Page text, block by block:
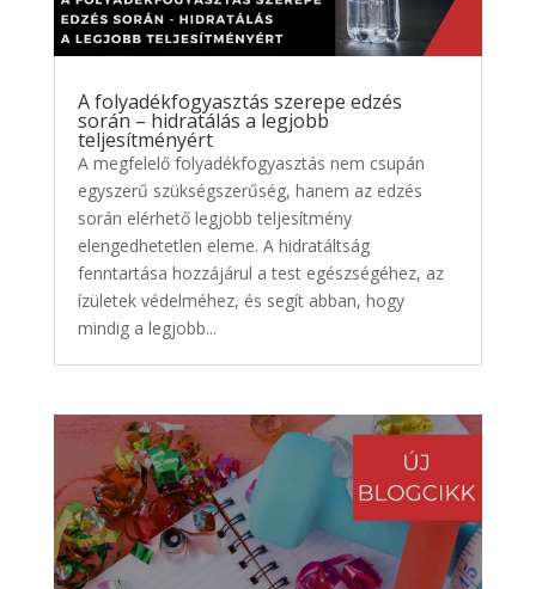
A folyadékfogyasztás szerepe edzés
során – hidratálás a legjobb
teljesítményért
A megfelelő folyadékfogyasztás nem csupán
egyszerű szükségszerűség, hanem az edzés
során elérhető legjobb teljesítmény
elengedhetetlen eleme. A hidratáltság
fenntartása hozzájárul a test egészségéhez, az
ízületek védelméhez, és segít abban, hogy
mindig a legjobb...